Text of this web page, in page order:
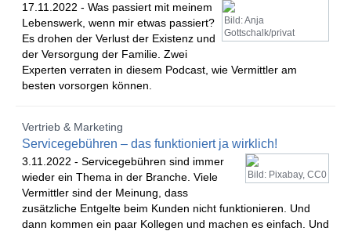
Bild: Anja
Gottschalk/privat
17.11.2022 - Was passiert mit meinem
Lebenswerk, wenn mir etwas passiert?
Es drohen der Verlust der Existenz und
der Versorgung der Familie. Zwei
Experten verraten in diesem Podcast, wie Vermittler am
besten vorsorgen können.
Vertrieb & Marketing
Servicegebühren – das funktioniert ja wirklich!
Bild: Pixabay, CC0
3.11.2022 - Servicegebühren sind immer
wieder ein Thema in der Branche. Viele
Vermittler sind der Meinung, dass
zusätzliche Entgelte beim Kunden nicht funktionieren. Und
dann kommen ein paar Kollegen und machen es einfach. Und